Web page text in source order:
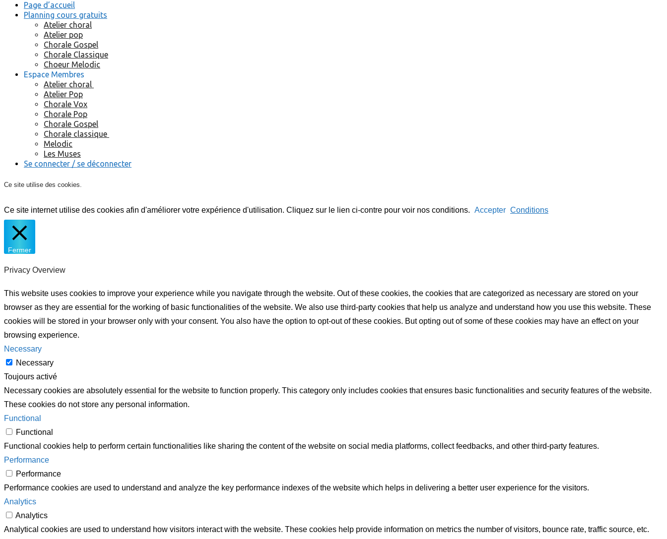
Page d’accueil
Planning cours gratuits
Atelier choral
Atelier pop
Chorale Gospel
Chorale Classique
Choeur Melodic
Espace Membres
Atelier choral
Atelier Pop
Chorale Vox
Chorale Pop
Chorale Gospel
Chorale classique
Melodic
Les Muses
Se connecter / se déconnecter
Ce site utilise des cookies.
Ce site internet utilise des cookies afin d'améliorer votre expérience d'utilisation. Cliquez sur le lien ci-contre pour voir nos conditions. Accepter Conditions
Fermer
Privacy Overview
This website uses cookies to improve your experience while you navigate through the website. Out of these cookies, the cookies that are categorized as necessary are stored on your
browser as they are essential for the working of basic functionalities of the website. We also use third-party cookies that help us analyze and understand how you use this website. These
cookies will be stored in your browser only with your consent. You also have the option to opt-out of these cookies. But opting out of some of these cookies may have an effect on your
browsing experience.
Necessary
Necessary
Toujours activé
Necessary cookies are absolutely essential for the website to function properly. This category only includes cookies that ensures basic functionalities and security features of the website.
These cookies do not store any personal information.
Functional
Functional
Functional cookies help to perform certain functionalities like sharing the content of the website on social media platforms, collect feedbacks, and other third-party features.
Performance
Performance
Performance cookies are used to understand and analyze the key performance indexes of the website which helps in delivering a better user experience for the visitors.
Analytics
Analytics
Analytical cookies are used to understand how visitors interact with the website. These cookies help provide information on metrics the number of visitors, bounce rate, traffic source, etc.